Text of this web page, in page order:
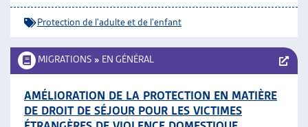
Protection de l'adulte et de l'enfant
MIGRATIONS » EN GÉNÉRAL
AMÉLIORATION DE LA PROTECTION EN MATIÈRE
DE DROIT DE SÉJOUR POUR LES VICTIMES